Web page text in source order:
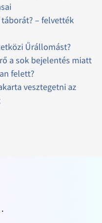
– felvették
Űrállomást?
a sok bejelentés miatt
felett?
vesztegetni az